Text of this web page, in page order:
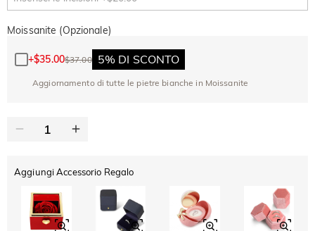
Moissanite (Opzionale)
+$35.00$37.00 5% DI SCONTO
Aggiornamento di tutte le pietre bianche in Moissanite
Aggiungi Accessorio Regalo